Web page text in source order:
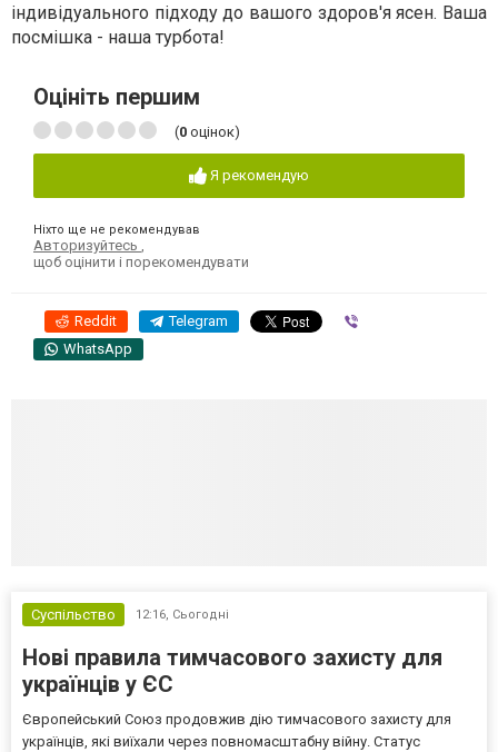
індивідуального підходу до вашого здоров'я ясен. Ваша
посмішка - наша турбота!
Оцініть першим
(0 оцінок)
Я рекомендую
Ніхто ще не рекомендував
Авторизуйтесь ,
щоб оцінити і порекомендувати
Reddit Telegram
WhatsApp
Суспільство 12:16, Сьогодні
Нові правила тимчасового захисту для
українців у ЄС
Європейський Союз продовжив дію тимчасового захисту для
українців, які виїхали через повномасштабну війну. Статус